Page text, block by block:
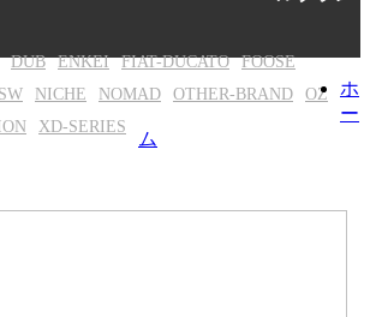
DUB ENKEI FIAT-DUCATO
FOOSE
NICHE NOMAD OTHER-BRAND
OZ
XD-SERIES
ホ
ー
ム